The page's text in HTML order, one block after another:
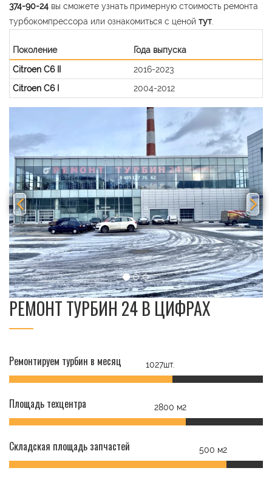
374-90-24 вы сможете узнать примерную стоимость ремонта
турбокомпрессора или ознакомиться с ценой тут
Поколение
Года выпуска
Citroen C6 II
2016-2023
Citroen C6 I
2004-2012
РЕМОНТ ТУРБИН 24 В ЦИФРАХ
Ремонтируем турбин в месяц 1027шт.
Площадь техцентра 2800 м2
Складская площадь запчастей 500 м2